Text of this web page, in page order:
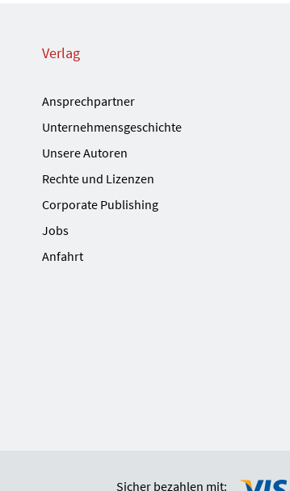
Verlag
Ansprechpartner
Unternehmensgeschichte
Unsere Autoren
Rechte und Lizenzen
Corporate Publishing
Jobs
Anfahrt
Sicher bezahlen mit: